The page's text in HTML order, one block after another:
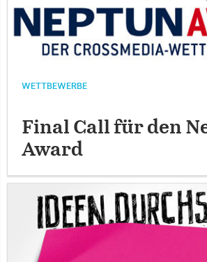
WETTBEWERBE
Final Call für den
Award